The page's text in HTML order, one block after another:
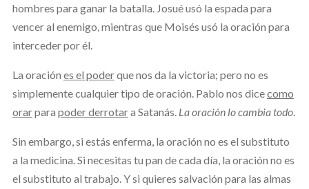
hombres para ganar la batalla. Josué usó la espada para
vencer al enemigo, mientras que Moisés usó la oración para
interceder por él.
La oración es el poderque nos da la victoria; pero no es
simplemente cualquier tipo de oración. Pablo nos dicecomo
orarpara poder derrotara Satanás. La oración lo cambia todo.
Sin embargo, si estás enferma, la oración no es el substituto
a la medicina. Si necesitas tu pan de cada día, la oración no es
el substituto al trabajo. Y si quieres salvación para las almas